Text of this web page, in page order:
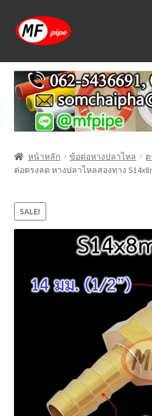
Skip
to
Skip
to
หน้าแรก
ร้านค้า
วิธีการเดินท่อ PAP
บทความ
แจ้งชำระเงิน
หน้าหลัก ข้อต่อหางปลาไหล
ต่อตรงลด หางปลาไหลสองทาง
SALE!